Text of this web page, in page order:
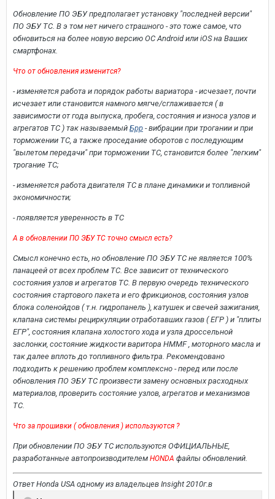
Обновление ПО ЭБУ предполагает установку "последней версии"
ПО ЭБУ ТС. В э том нет ничего страшного -это тоже самое, что
обновиться на более новую версию ОС Android или iOS на Ваших
смартфонах.
Что от обновления изменится?
- изменяется работа и порядок работы вариатора - исчезает, почти
исчезает или становится намного мягче/сглаживается ( в
зависимости от года выпуска, пробега, состояния и износа узлов и
агрегатов ТС ) так называемый Брр - вибрации при трогании и при
торможении ТС, а также проседание оборотов с последующим
"вылетом передачи" при торможении ТС, становится более "легким"
трогание ТС;
- изменяется работа двигателя ТС в плане динамики и топливной
экономичности;
- появляется уверенность в ТС
А в обновлении ПО ЭБУ ТС точно смысл есть?
Смысл конечно есть, но обновление ПО ЭБУ ТС не является 100%
панацеей от всех проблем ТС. Все зависит от технического
состояния узлов и агрегатов ТС. В первую очередь технического
состояния стартового пакета и его фрикционов, состояния узлов
блока соленойдов ( т.н. гидропанель ), катушек и свечей зажигания,
клапана системы рециркуляции отработавших газов ( ЕГР ) и "плиты
ЕГР", состояния клапана холостого хода и узла дроссельной
заслонки, состояние жидкости варитора HMMF , моторного масла и
так далее вплоть до топливного фильтра. Рекомендовано
подходить к решению проблем комплексно - перед или после
обновления ПО ЭБУ ТС произвести замену основных расходных
материалов, проверить состояние узлов, агрегатов и механизмов
ТС.
Что за прошивки ( обновления ) используются ?
При обновлении ПО ЭБУ ТС используются ОФИЦИАЛЬНЫЕ,
разработанные автопроизводителем HONDA файлы обновлений.
Ответ Honda USA одному из владельцев Insight 2010г.в